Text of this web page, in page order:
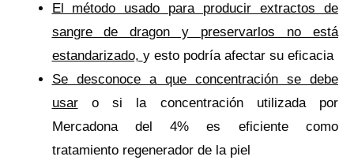
El método usado para producir extractos de
sangre de dragon y preservarlos no está
estandarizado, y esto podría afectar su eficacia
Se desconoce a que concentración se debe
usaro si la concentración utilizada por
Mercadona del 4% es eficiente como
tratamiento regenerador de la piel